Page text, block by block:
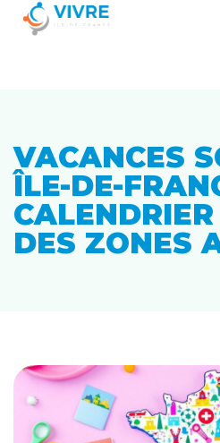
VACANCES
ÎLE-DE-
DES ZONES